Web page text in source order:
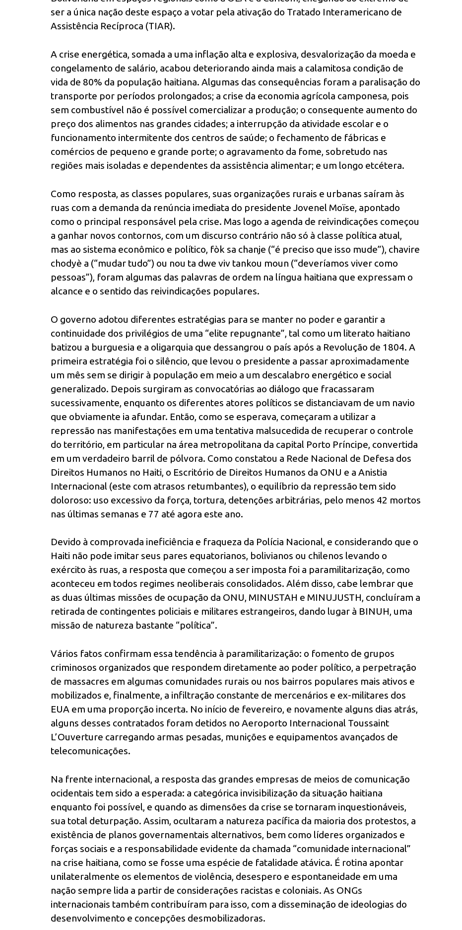
ser a única nação deste espaço a votar pela ativação do Tratado Interamericano de
Assistência Recíproca (TIAR).
A crise energética, somada a uma inflação alta e explosiva, desvalorização da moeda e
congelamento de salário, acabou deteriorando ainda mais a calamitosa condição de
vida de 80% da população haitiana. Algumas das consequências foram a paralisação do
transporte por períodos prolongados; a crise da economia agrícola camponesa, pois
sem combustível não é possível comercializar a produção; o consequente aumento do
preço dos alimentos nas grandes cidades; a interrupção da atividade escolar e o
funcionamento intermitente dos centros de saúde; o fechamento de fábricas e
comércios de pequeno e grande porte; o agravamento da fome, sobretudo nas
regiões mais isoladas e dependentes da assistência alimentar; e um longo etcétera.
Como resposta, as classes populares, suas organizações rurais e urbanas saíram às
ruas com a demanda da renúncia imediata do presidente Jovenel Moïse, apontado
como o principal responsável pela crise. Mas logo a agenda de reivindicações começou
a ganhar novos contornos, com um discurso contrário não só à classe política atual,
mas ao sistema econômico e político, fòk sa chanje (“é preciso que isso mude”), chavire
chodyè a (“mudar tudo”) ou nou ta dwe viv tankou moun (“deveríamos viver como
pessoas”), foram algumas das palavras de ordem na língua haitiana que expressam o
alcance e o sentido das reivindicações populares.
O governo adotou diferentes estratégias para se manter no poder e garantir a
continuidade dos privilégios de uma “elite repugnante”, tal como um literato haitiano
batizou a burguesia e a oligarquia que dessangrou o país após a Revolução de 1804. A
primeira estratégia foi o silêncio, que levou o presidente a passar aproximadamente
um mês sem se dirigir à população em meio a um descalabro energético e social
generalizado. Depois surgiram as convocatórias ao diálogo que fracassaram
sucessivamente, enquanto os diferentes atores políticos se distanciavam de um navio
que obviamente ia afundar. Então, como se esperava, começaram a utilizar a
repressão nas manifestações em uma tentativa malsucedida de recuperar o controle
do território, em particular na área metropolitana da capital Porto Príncipe, convertida
em um verdadeiro barril de pólvora. Como constatou a Rede Nacional de Defesa dos
Direitos Humanos no Haiti, o Escritório de Direitos Humanos da ONU e a Anistia
Internacional (este com atrasos retumbantes), o equilíbrio da repressão tem sido
doloroso: uso excessivo da força, tortura, detenções arbitrárias, pelo menos 42 mortos
nas últimas semanas e 77 até agora este ano.
Devido à comprovada ineficiência e fraqueza da Polícia Nacional, e considerando que o
Haiti não pode imitar seus pares equatorianos, bolivianos ou chilenos levando o
exército às ruas, a resposta que começou a ser imposta foi a paramilitarização, como
aconteceu em todos regimes neoliberais consolidados. Além disso, cabe lembrar que
as duas últimas missões de ocupação da ONU, MINUSTAH e MINUJUSTH, concluíram a
retirada de contingentes policiais e militares estrangeiros, dando lugar à BINUH, uma
missão de natureza bastante “política”.
Vários fatos confirmam essa tendência à paramilitarização: o fomento de grupos
criminosos organizados que respondem diretamente ao poder político, a perpetração
de massacres em algumas comunidades rurais ou nos bairros populares mais ativos e
mobilizados e, finalmente, a infiltração constante de mercenários e ex-militares dos
EUA em uma proporção incerta. No início de fevereiro, e novamente alguns dias atrás,
alguns desses contratados foram detidos no Aeroporto Internacional Toussaint
L’Ouverture carregando armas pesadas, munições e equipamentos avançados de
telecomunicações.
Na frente internacional, a resposta das grandes empresas de meios de comunicação
ocidentais tem sido a esperada: a categórica invisibilização da situação haitiana
enquanto foi possível, e quando as dimensões da crise se tornaram inquestionáveis,
sua total deturpação. Assim, ocultaram a natureza pacífica da maioria dos protestos, a
existência de planos governamentais alternativos, bem como líderes organizados e
forças sociais e a responsabilidade evidente da chamada “comunidade internacional”
na crise haitiana, como se fosse uma espécie de fatalidade atávica. É rotina apontar
unilateralmente os elementos de violência, desespero e espontaneidade em uma
nação sempre lida a partir de considerações racistas e coloniais. As ONGs
internacionais também contribuíram para isso, com a disseminação de ideologias do
desenvolvimento e concepções desmobilizadoras.